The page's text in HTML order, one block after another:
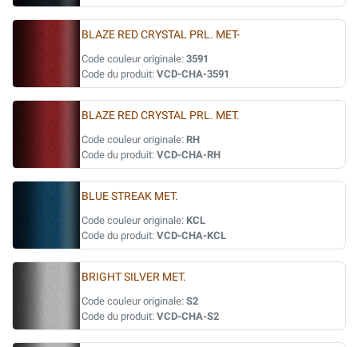
BLAZE RED CRYSTAL PRL. MET-
Code couleur originale: 3591
Code du produit: VCD-CHA-3591
BLAZE RED CRYSTAL PRL. MET.
Code couleur originale: RH
Code du produit: VCD-CHA-RH
BLUE STREAK MET.
Code couleur originale: KCL
Code du produit: VCD-CHA-KCL
BRIGHT SILVER MET.
Code couleur originale: S2
Code du produit: VCD-CHA-S2